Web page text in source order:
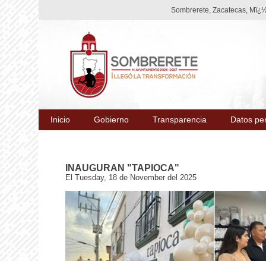
Sombrerete, Zacatecas,
Inicio Gobierno Transparencia Datos
INAUGURAN "TAPIOCA"
El Tuesday, 18 de November del 2025